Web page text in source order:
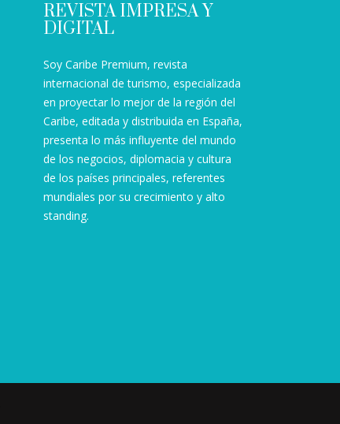
REVISTA IMPRESA Y
DIGITAL
Soy Caribe Premium, revista
internacional de turismo, especializada
en proyectar lo mejor de la región del
Caribe, editada y distribuida en España,
presenta lo más influyente del mundo
de los negocios, diplomacia y cultura
de los países principales, referentes
mundiales por su crecimiento y alto
standing.